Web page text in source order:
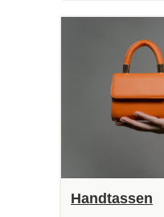
Handtassen